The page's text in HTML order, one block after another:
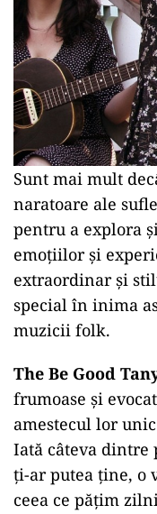
Sunt mai mult
naratoare ale
pentru a explora
emoțiilor și
extraordinar și
special în inima
muzicii folk.
The Be Good
frumoase și
amestecul lor
Iată câteva dintre
ți-ar putea ține, o
ceea ce pățim